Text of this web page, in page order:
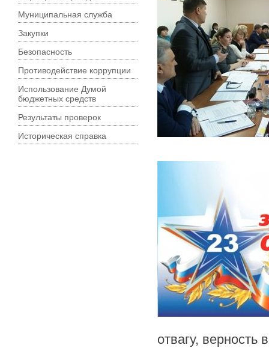
отвагу, верность
Муниципальная служба
Закупки
Безопасность
Противодействие коррупции
Использование Думой
бюджетных средств
Результаты проверок
Историческая справка